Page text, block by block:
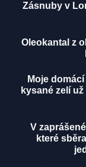
Zásnuby v
Oleokantal z
Moje
kysané zelí
V
které